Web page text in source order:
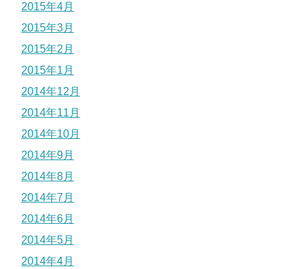
2015年4月
2015年3月
2015年2月
2015年1月
2014年12月
2014年11月
2014年10月
2014年9月
2014年8月
2014年7月
2014年6月
2014年5月
2014年4月